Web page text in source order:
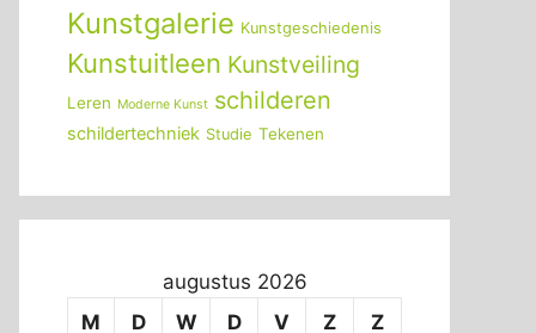
Kunstgalerie Kunstgeschiedenis
Kunstuitleen Kunstveiling
Leren Moderne Kunst schilderen
schildertechniek Studie Tekenen
augustus 2026
M
D W D V Z Z